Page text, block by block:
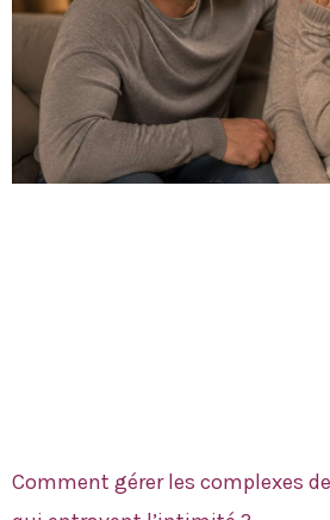
Comment gérer les complexes